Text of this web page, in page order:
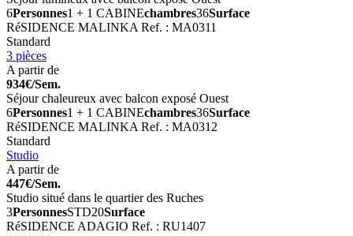
6Personnes1 + 1 CABINEchambres36Surface
RéSIDENCE MALINKA Ref. : MA0311
Standard
3 pièces
A partir de
934€/Sem.
Séjour chaleureux avec balcon exposé Ouest
6Personnes1 + 1 CABINEchambres36Surface
RéSIDENCE MALINKA Ref. : MA0312
Standard
Studio
A partir de
447€/Sem.
Studio situé dans le quartier des Ruches
3PersonnesSTD20Surface
RéSIDENCE ADAGIO Ref. : RU1407